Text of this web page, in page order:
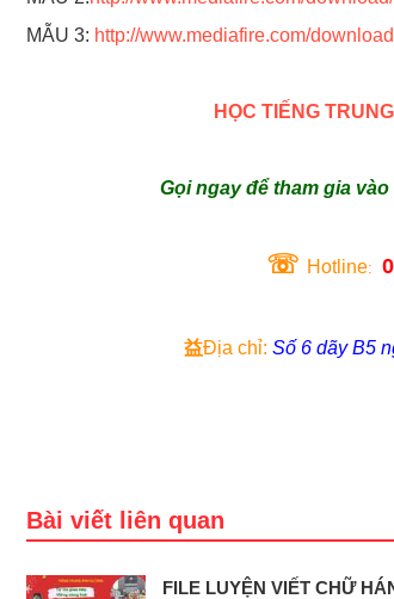
MẪU 3: http://www.mediafire.com/
HỌC TIẾNG
Gọi ngay để tham gia vào
☏ Hotline:
益Địa chỉ: Số 6 dãy B5
Bài viết liên quan
FILE LUYỆN VIẾT CHỮ